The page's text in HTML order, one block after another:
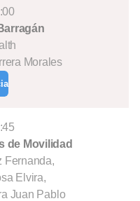
Morales
de Movilidad
Fernanda,
Elvira,
Juan Pablo